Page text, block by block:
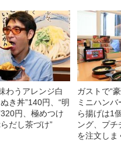
わうアレンジ白
き丼”140円、“明
円、極めつけ
だし茶づけ”
ガストで“
ミニハン
ら揚げは1
ング、プチ
を注文しま